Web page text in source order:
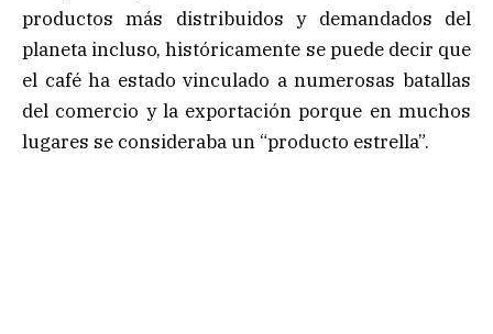
productos más distribuidos y demandados del
planeta incluso, históricamente se puede decir que
el café ha estado vinculado a numerosas batallas
del comercio y la exportación porque en muchos
lugares se consideraba un “producto estrella”.